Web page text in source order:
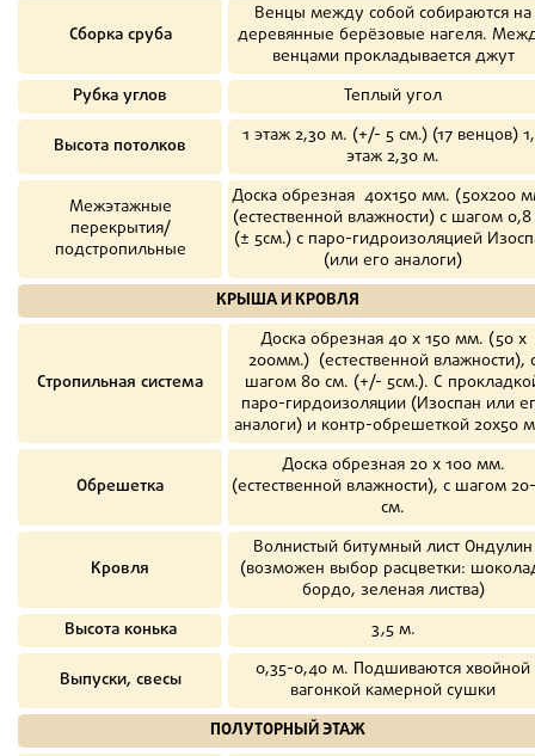
Сборка сруба
Венцы между собой собираются на
деревянные берёзовые нагеля.
венцами прокладывается джут
Рубка углов
Теплый угол
Высота потолков
1 этаж 2,30 м. (+/- 5 см.) (17 венцов)
этаж 2,30 м.
Межэтажные
перекрытия/
подстропильные
Доска обрезная 40х150 мм. (50х200
(естественной влажности) с шагом
(± 5см.) с паро-гидроизоляцией
(или его аналоги)
КРЫША И КРОВЛЯ
Стропильная система
Доска обрезная 40 х 150 мм. (50 х
200мм.) (естественной влажности),
шагом 80 см. (+/- 5см.). С
паро-гирдоизоляции (Изоспан или
аналоги) и контр-обрешеткой 20х50
Обрешетка
Доска обрезная 20 х 100 мм.
(естественной влажности), с шагом
см.
Кровля
Волнистый битумный лист Ондулин
(возможен выбор расцветки:
бордо, зеленая листва)
Высота конька
3,5 м.
Выпуски, свесы
0,35-0,40 м. Подшиваются хвойной
вагонкой камерной сушки
ПОЛУТОРНЫЙ ЭТАЖ